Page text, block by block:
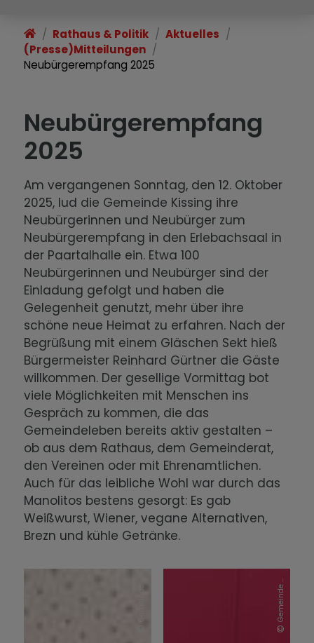
Rathaus & Politik
Aktuelles
(Presse)Mitteilungen
Neubürgerempfang 2025
Neubürgerempfang
2025
Am vergangenen Sonntag, den 12. Oktober
2025, lud die Gemeinde Kissing ihre
Neubürgerinnen und Neubürger zum
Neubürgerempfang in den Erlebachsaal in
der Paartalhalle ein. Etwa 100
Neubürgerinnen und Neubürger sind der
Einladung gefolgt und haben die
Gelegenheit genutzt, mehr über ihre
schöne neue Heimat zu erfahren. Nach der
Begrüßung mit einem Gläschen Sekt hieß
Bürgermeister Reinhard Gürtner die Gäste
willkommen. Der gesellige Vormittag bot
viele Möglichkeiten mit Menschen ins
Gespräch zu kommen, die das
Gemeindeleben bereits aktiv gestalten –
ob aus dem Rathaus, dem Gemeinderat,
den Vereinen oder mit Ehrenamtlichen.
Auch für das leibliche Wohl war durch das
Manolitos bestens gesorgt: Es gab
Weißwurst, Wiener, vegane Alternativen,
Brezn und kühle Getränke.
G
e
m
e
i
n
d
e
K
i
s
s
i
n
g G
e
m
e
i
n
d
e
K
i
s
s
i
n
g